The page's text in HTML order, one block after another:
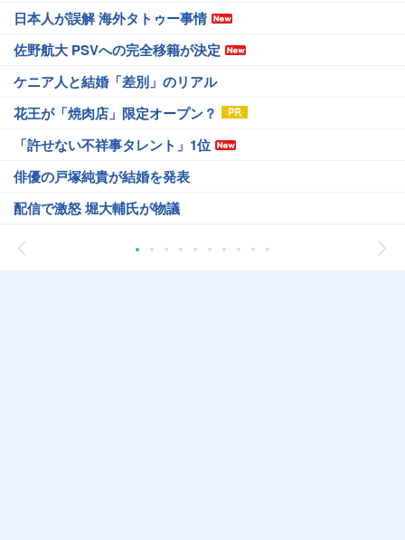
日本人が誤解 海外タトゥー事情
佐野航大 PSVへの完全移籍が決定
ケニア人と結婚「差別」のリアル
花王が「焼肉店」限定オープン？
「許せない不祥事タレント」1位
俳優の戸塚純貴が結婚を発表
配信で激怒 堀大輔氏が物議